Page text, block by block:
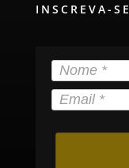
INSCREVA-SE